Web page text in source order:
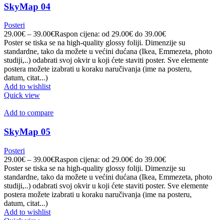
SkyMap 04
Posteri
29.00€ – 39.00€Raspon cijena: od 29.00€ do 39.00€
Poster se tiska se na high-quality glossy foliji. Dimenzije su
standardne, tako da možete u većini dućana (Ikea, Emmezeta, photo
studiji,..) odabrati svoj okvir u koji ćete staviti poster. Sve elemente
postera možete izabrati u koraku naručivanja (ime na posteru,
datum, citat...)
Add to wishlist
Quick view
Add to compare
SkyMap 05
Posteri
29.00€ – 39.00€Raspon cijena: od 29.00€ do 39.00€
Poster se tiska se na high-quality glossy foliji. Dimenzije su
standardne, tako da možete u većini dućana (Ikea, Emmezeta, photo
studiji,..) odabrati svoj okvir u koji ćete staviti poster. Sve elemente
postera možete izabrati u koraku naručivanja (ime na posteru,
datum, citat...)
Add to wishlist